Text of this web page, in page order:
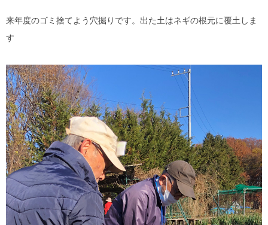
来年度のゴミ捨てよう穴掘りです。出た土はネギの根元に覆土しま
す